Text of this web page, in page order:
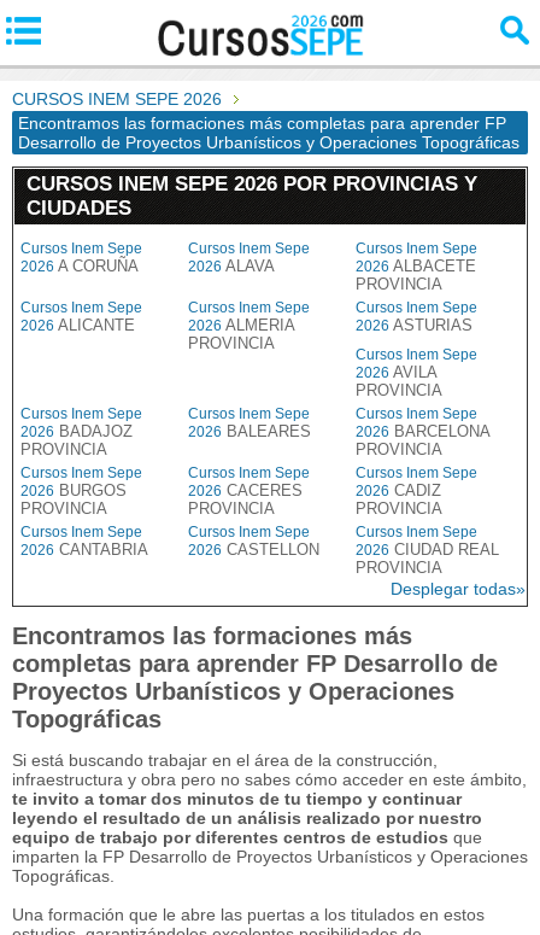
CURSOS INEM SEPE 2026
Encontramos las formaciones más completas para aprender FP
Desarrollo de Proyectos Urbanísticos y Operaciones Topográficas
CURSOS INEM SEPE 2026 POR PROVINCIAS Y
CIUDADES
Cursos Inem Sepe
2026 A CORUÑA
Cursos Inem Sepe
2026 ALAVA
Cursos Inem Sepe
2026 ALBACETE
PROVINCIA
Cursos Inem Sepe
2026 ALICANTE
Cursos Inem Sepe
2026 ALMERIA
PROVINCIA
Cursos Inem Sepe
2026 ASTURIAS
Cursos Inem Sepe
2026 AVILA
PROVINCIA
Cursos Inem Sepe
2026 BADAJOZ
PROVINCIA
Cursos Inem Sepe
2026 BALEARES
Cursos Inem Sepe
2026 BARCELONA
PROVINCIA
Cursos Inem Sepe
2026 BURGOS
PROVINCIA
Cursos Inem Sepe
2026 CACERES
PROVINCIA
Cursos Inem Sepe
2026 CADIZ
PROVINCIA
Cursos Inem Sepe
2026 CANTABRIA
Cursos Inem Sepe
2026 CASTELLON
Cursos Inem Sepe
2026 CIUDAD REAL
PROVINCIA
Desplegar todas»
Encontramos las formaciones más
completas para aprender FP Desarrollo de
Proyectos Urbanísticos y Operaciones
Topográficas
Si está buscando trabajar en el área de la construcción,
infraestructura y obra pero no sabes cómo acceder en este ámbito,
te invito a tomar dos minutos de tu tiempo y continuar
leyendo el resultado de un análisis realizado por nuestro
equipo de trabajo por diferentes centros de estudios que
imparten la FP Desarrollo de Proyectos Urbanísticos y Operaciones
Topográficas.
Una formación que le abre las puertas a los titulados en estos